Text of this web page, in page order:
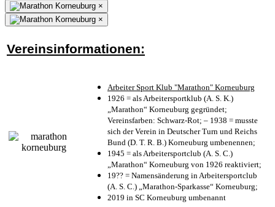
×
×
Vereinsinformationen:
Arbeiter Sport Klub "Marathon" Korneuburg
1926 = als Arbeitersportklub (A. S. K.)
„Marathon“ Korneuburg gegründet;
Vereinsfarben: Schwarz-Rot; – 1938 = musste
sich der Verein in Deutscher Turn und Reichs
Bund (D. T. R. B.) Korneuburg umbenennen;
1945 = als Arbeitersportclub (A. S. C.)
„Marathon“ Korneuburg von 1926 reaktiviert;
19?? = Namensänderung in Arbeitersportclub
(A. S. C.) „Marathon-Sparkasse“ Korneuburg;
2019 in SC Korneuburg umbenannt